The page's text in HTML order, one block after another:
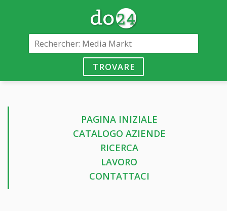
TROVARE
PAGINA INIZIALE
CATALOGO AZIENDE
RICERCA
LAVORO
CONTATTACI